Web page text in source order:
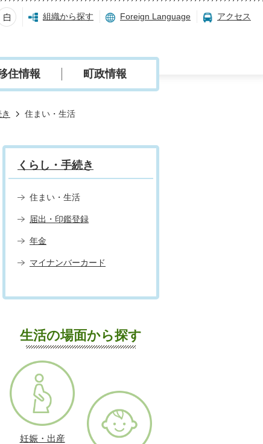
組織から探す Foreign Language アクセス
住情報 町政情報
住まい・生活
くらし・手続き
住まい・生活
届出・印鑑登録
年金
マイナンバーカード
生活の場面から探す
妊娠・出産